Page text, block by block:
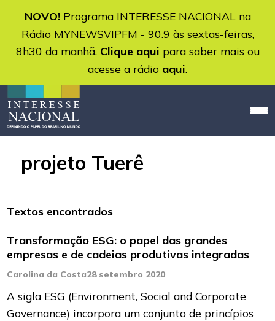
NOVO!Programa INTERESSE NACIONAL na
Rádio MYNEWSVIPFM - 90.9 às sextas-feiras,
8h30 da manhã. Clique aqui para saber mais ou
acesse a rádio aqui.
projeto Tuerê
Textos encontrados
Transformação ESG: o papel das grandes
empresas e de cadeias produtivas integradas
Carolina da Costa28 setembro 2020
A sigla ESG (Environment, Social and Corporate
Governance) incorpora um conjunto de princípios